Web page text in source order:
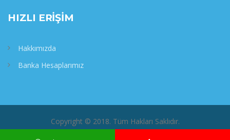
HIZLI ERIŞIM
Hakkımızda
Banka Hesaplarımız
Copyright © 2018. Tüm Hakları Saklıdır.